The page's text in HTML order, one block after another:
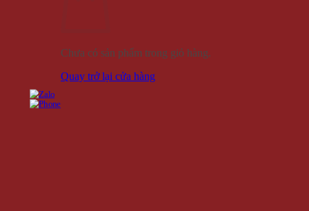
Chưa có sản phẩm trong giỏ hàng.
Quay trở lại cửa hàng